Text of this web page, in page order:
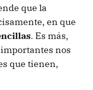
que la
en que
. Es más,
nos
que tienen,